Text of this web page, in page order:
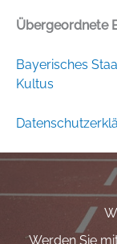
Übergeordnete
Bayerisches
Kultus
Werden Sie